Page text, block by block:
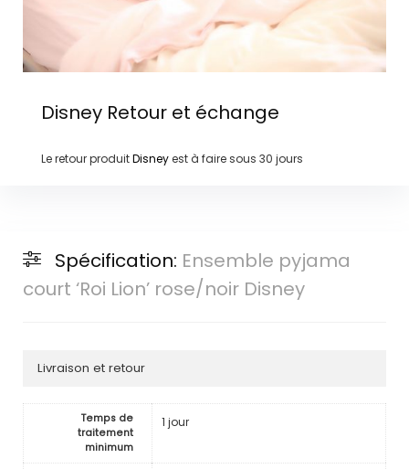
DisneyRetour et échange
Le retour produitDisneyest à faire sous 30 jours
Spécification: Ensemble pyjama
court ‘Roi Lion’ rose/noir Disney
Livraison et retour
Temps de
traitement
minimum
1 jour